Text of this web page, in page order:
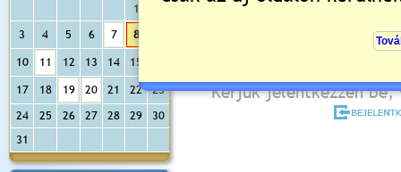
1
3
4 5 6 7 8
10 11 12 13 14 15
17 18 19 20 21 22
23
24
25 26 27 28 29
30
31
Kérjük jelentkezzen be,